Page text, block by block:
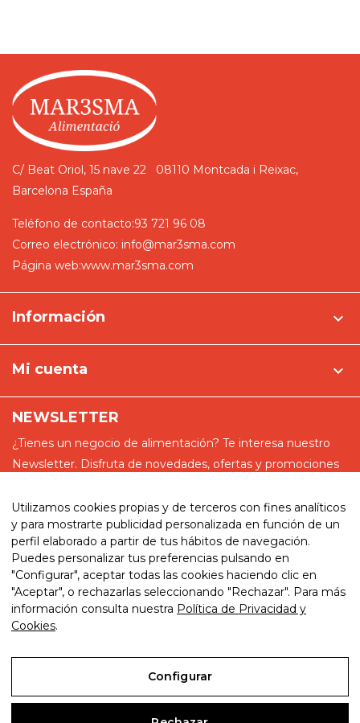
C/ Beat Oriol, 15 nave 22
08110 Montcada i Reixac,
Barcelona España
Teléfono de contacto:93 721 96 08
Correo electrónico: info@mar3sma.com
Página web:www.mar3sma.com
Información 
Mi cuenta 
NEWSLETTER
¿Tienes un negocio de alimentación? Te interesa nuestro
Newsletter. Disfruta de novedades, ofertas y promociones
He leído y acepto la política de privacidad
© 2026. My website. By eComm360
Utilizamos cookies propias y de terceros con fines analíticos
y para mostrarte publicidad personalizada en función de un
perfil elaborado a partir de tus hábitos de navegación.
Puedes personalizar tus preferencias pulsando en
"Configurar", aceptar todas las cookies haciendo clic en
"Aceptar", o rechazarlas seleccionando "Rechazar". Para más
información consulta nuestra Política de Privacidad y
Cookies.
Configurar
Aviso Legal